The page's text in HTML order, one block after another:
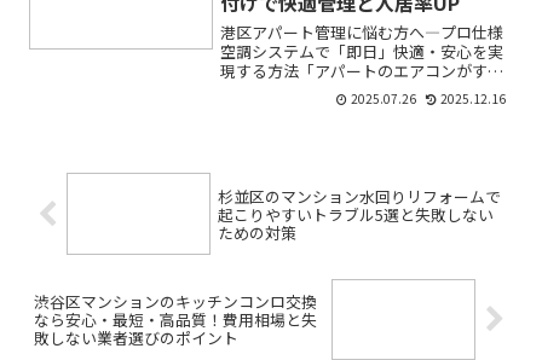
港区アパート管理に悩む方へ―プロ仕様
空調システムで「即日」快適・安心を実
現する方法「アパートのエアコンがすぐ
に壊れてしまう」「入居者から空調トラ
ブルのクレームが絶えない」「最新の空
2025.07.26 2025.12.16
杉並区のマンション水回りリフォームで
起こりやすいトラブル5選と失敗しない
ための対策
渋谷区マンションのキッチンコンロ交換
なら安心・最短・高品質！費用相場と失
敗しない業者選びのポイント